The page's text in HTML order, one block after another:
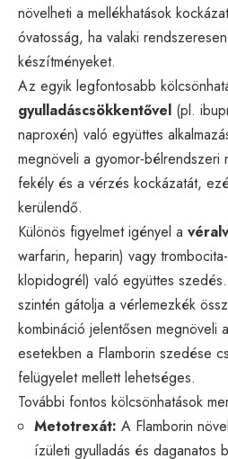
növelheti a mellékhatások
óvatosság, ha valaki
készítményeket.
Az egyik legfontosabb
gyulladáscsökkentővel (pl.
naproxén) való együttes
megnöveli a gyomor-bélrendszeri
fekély és a vérzés kockázatát,
kerülendő.
Különös figyelmet igényel a
warfarin, heparin) vagy
klopidogrél) való együttes
szintén gátolja a vérlemezkék
kombináció jelentősen megnöveli
esetekben a Flamborin szedése
felügyelet mellett lehetséges.
További fontos kölcsönhatások
Metotrexát: A Flamborin
ízületi gyulladás és daganatos